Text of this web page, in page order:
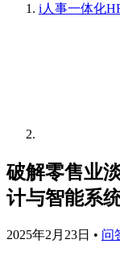
i人事一体化
破解零售业
计与智能系
2025年2月23日 • 问